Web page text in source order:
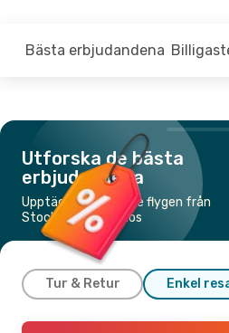
Bästa erbjudandena
Utforska de bästa
erbjudandena
Upptäck de billigaste flygen från
Stockholm till Naxos
Tur & Retur Enkel